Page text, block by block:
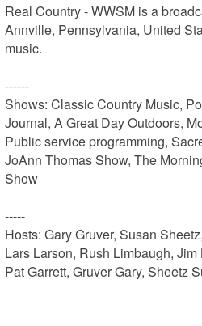
Real Country - WWSM is a
Annville, Pennsylvania, United
music.
------
Shows: Classic Country Music,
Journal, A Great Day Outdoors,
Public service programming,
JoAnn Thomas Show, The
Show
-----
Hosts: Gary Gruver, Susan
Lars Larson, Rush Limbaugh,
Pat Garrett, Gruver Gary, Sheetz